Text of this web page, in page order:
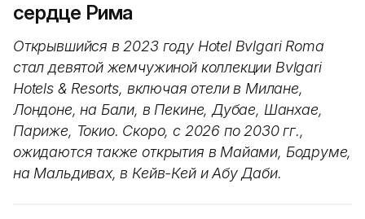
сердце Рима
Открывшийся в 2023 году Hotel Bvlgari Roma
стал девятой жемчужиной коллекции Bvlgari
Hotels & Resorts, включая отели в Милане,
Лондоне, на Бали, в Пекине, Дубае, Шанхае,
Париже, Токио. Скоро, с 2026 по 2030 гг.,
ожидаются также открытия в Майами, Бодруме,
на Мальдивах, в Кейв-Кей и Абу Даби.